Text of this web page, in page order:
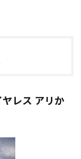
レス アリか